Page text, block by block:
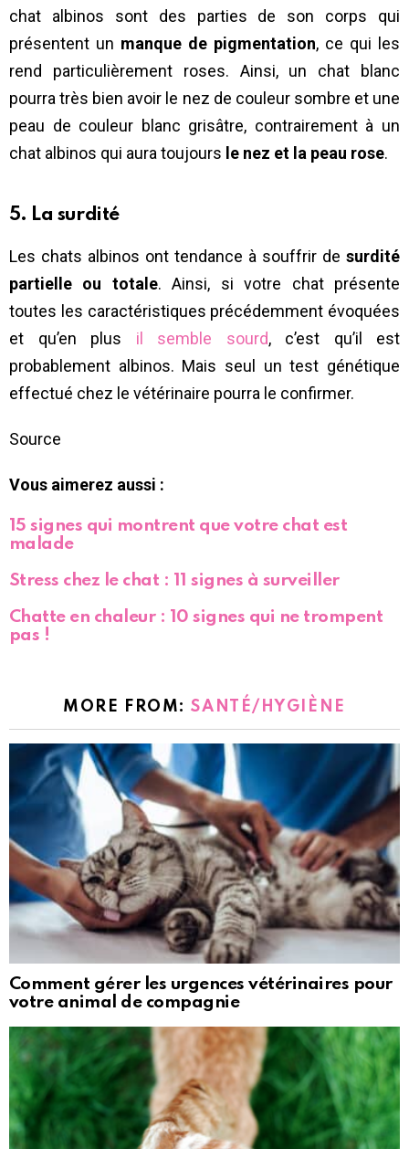
chat albinos sont des parties de son corps qui
présentent un manque de pigmentation, ce qui les
rend particulièrement roses. Ainsi, un chat blanc
pourra très bien avoir le nez de couleur sombre et une
peau de couleur blanc grisâtre, contrairement à un
chat albinos qui aura toujours le nez et la peau rose.
5. La surdité
Les chats albinos ont tendance à souffrir de surdité
partielle ou totale. Ainsi, si votre chat présente
toutes les caractéristiques précédemment évoquées
et qu’en plus il semble sourd, c’est qu’il est
probablement albinos. Mais seul un test génétique
effectué chez le vétérinaire pourra le confirmer.
Source
Vous aimerez aussi :
15 signes qui montrent que votre chat est
malade
Stress chez le chat : 11 signes à surveiller
Chatte en chaleur : 10 signes qui ne trompent
pas !
MORE FROM:SANTÉ/HYGIÈNE
Comment gérer les urgences vétérinaires pour
votre animal de compagnie